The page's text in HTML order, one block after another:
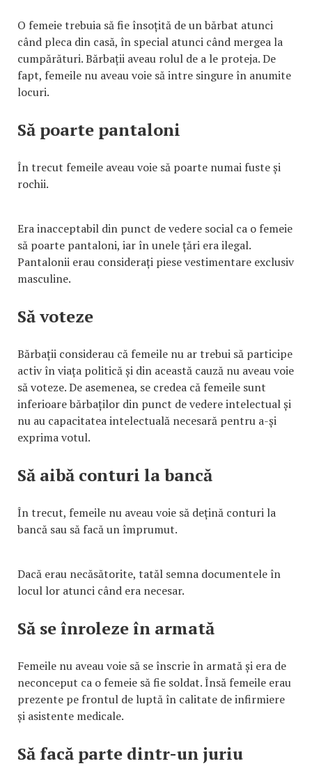
O femeie trebuia să fie însoțită de un bărbat atunci
când pleca din casă, în special atunci când mergea la
cumpărături. Bărbații aveau rolul de a le proteja. De
fapt, femeile nu aveau voie să intre singure în anumite
locuri.
Să poarte pantaloni
În trecut femeile aveau voie să poarte numai fuste și
rochii.
Era inacceptabil din punct de vedere social ca o femeie
să poarte pantaloni, iar în unele țări era ilegal.
Pantalonii erau considerați piese vestimentare exclusiv
masculine.
Să voteze
Bărbații considerau că femeile nu ar trebui să participe
activ în viața politică și din această cauză nu aveau voie
să voteze. De asemenea, se credea că femeile sunt
inferioare bărbaților din punct de vedere intelectual și
nu au capacitatea intelectuală necesară pentru a-și
exprima votul.
Să aibă conturi la bancă
În trecut, femeile nu aveau voie să dețină conturi la
bancă sau să facă un împrumut.
Dacă erau necăsătorite, tatăl semna documentele în
locul lor atunci când era necesar.
Să se înroleze în armată
Femeile nu aveau voie să se înscrie în armată și era de
neconceput ca o femeie să fie soldat. Însă femeile erau
prezente pe frontul de luptă în calitate de infirmiere
și asistente medicale.
Să facă parte dintr-un juriu